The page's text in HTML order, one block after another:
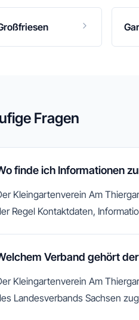
Fragen
finde ich Informationen
Kleingartenverein Am
Regel Kontaktdaten,
Verband gehört
Kleingartenverein Am
Landesverbands Sachsen